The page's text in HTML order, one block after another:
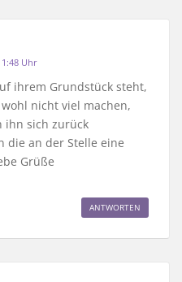
Uhr
ihrem Grundstück steht,
nicht viel machen,
ihn sich zurück
die an der Stelle eine
Grüße
ANTWORTEN